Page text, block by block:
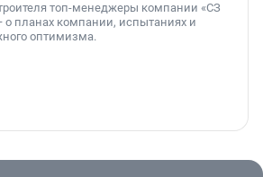
топ-менеджеры компании «СЗ
о планах компании, испытаниях и
оптимизма.